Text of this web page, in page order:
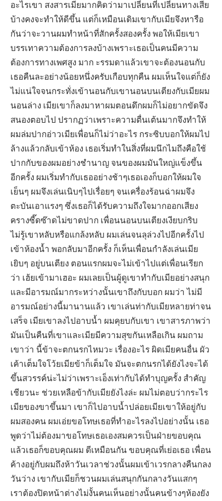
อะไรเขา สงสารเมียมากคิดว่ามาเปลี่ยนที่เปลี่ยนทางเสีย
บ้างคงจะทำให้ดีขึ้น แต่ก็เหมือนเดิมเขากับเมียจึงหารือ
กันว่าจะวานผมทำหน้าที่สักครั้งสองครั้ง พอให้เมียเขา
บรรเทาความต้องการลงบ้างเพราะเธอเป็นคนมีความ
ต้องการทางเพศสูง มาก ะรรมดาแล้วเขาจะต้องนอนกับ
เธอคืนละอย่างน้อยหนึ่งครับเกือบทุกคืน ผมเห็นใจแต่ก็ยัง
ไม่แน่ใจจนกระทั่งเข้านอนกับเขานอนบนเตียงกับเมียผม
นอนล่าง เมียเขาก็ลงมาหาผมตอนดึกผมก็ไม่อยากขัดจึง
สนองตอบไป ปรากฏว่าเพราะความตื่นเต้นมากจึงทำให้
ผมล่มปากอ่าวเมียเพื่อนก็ไม่ว่าอะไร กระซิบบอกให้ผมไป
ล้างแล้วกลับเข้าห้อง เธอเริ่มทำในสิ่งที่ผมนึกไมถึงคือใช้
ปากกับของผมอย่างชำนาญ จนของผมมันใหญ่แข็งขึ้น
อีกครั้ง ผมเริ่มทำกับเธออย่างช้าๆเธอเองก็บอกให้ผมใจ
เย็นๆ ผมจึงเล่นเนิบๆไปเรื่อยๆ จนเครื่องร้อนฉ่าผมจึง
ตะบันเอาแรงๆ ซึ่งเธอก็ได้รับความถึงใจมากออกเสียง
ครางซี๊ดซ๊าดไม่ขาดปาก เพื่อนนอนบนเตียงเงียบกริบ
ไม่รู้เขาหลับหรือแกล้งหลับ ผมเล่นจนลุล่วงไปอีกครั้งไป
เข้าห้องน้ำ พอกลับมาอีกครั้ง ก็เห็นเพื่อนกำลังเล่นเมีย
เยิบๆ อยู่บนเตียง ตอนแรกผมจะไม่เข้าไปแต่เพื่อนเรียก
ว่า เฮ้ยเข้ามาเฮอะ ผมเลยเป็นผู้ดูเขาทำกับเมียอย่างสนุก
และมีอารมณ์มากระหว่างนั้นเขาถึงกับบอก ผมว่า ไม่มี
อารมณ์อย่างนี้มานานแล้ว เขาเล่นท่ากับเมียหลายท่าจน
เสร็จ เมียเขาลงไปอาบน้ำ ผมคุยบกับเขา เขาสารภาพว่า
มันเป็นคืนที่เขาและเมียมีความสุขกันเหลือเกิน ผมถาม
เขาว่า นี้ข้าจะตกนรกไหมวะ เรื่องอะไร ผิดเมียคนอื่น ผัว
เค้าเต็มใจโว้ยเมียข้าก็เต็มใจ มันจะตกนรกได้ยังไงจะได้
ขึ้นสวรรค์น่ะไม่ว่าเพราะเอ็งเท่ากับได้ทำบุญครั้ง สำคัญ
เชียวนะ ช่วยเหลือข้ากับเมียยังไงล่ะ ผมไม่ตอบว่ากระไร
เมียของขาขึ้นมา เขาก็ไปอาบน้ำปล่อยเมียเขาให้อยู่กับ
ผมสองคน ผมเอ่ยขอโทษเธอที่ทำอะไรลงไปอย่างนั้น เธอ
พูดว่าไม่ต้องมาขอโทษเธอเองสมควรเป็นฝ่ายขอบคุณ
แล้วเธอก็ขอบคุณผม ดีเหมือนกัน ขอบคุณที่เย่อเธอ เพื่อน
ค้างอยู่กับผมถึงห้าวันเวลาช่วงนั้นผมเข้าเวรกลางคืนกลง
วันว่าง เขากับเมียก็ชวนผมเล่นสนุกกันกลางวันแสกๆ
เราต้องปิดหน้าต่างไม่งั้นคนเห็นอย่างนั้นคนข้างๆห้องยัง